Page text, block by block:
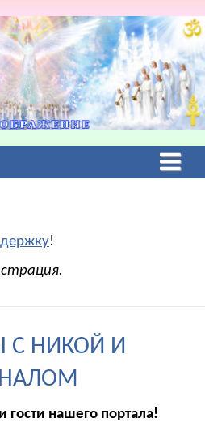
!
С НИКОЙ И
гости нашего портала!